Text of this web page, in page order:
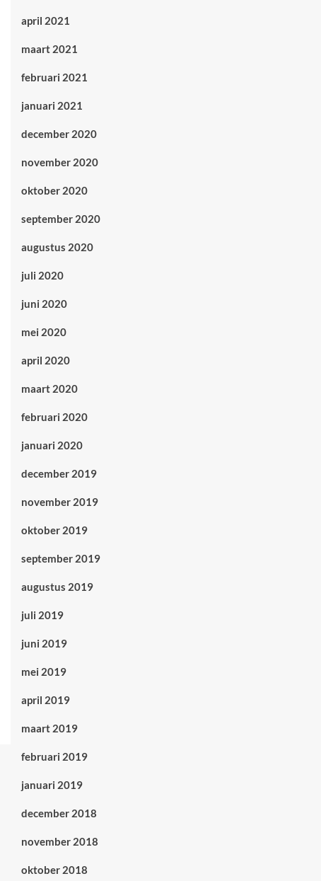
april 2021
maart 2021
februari 2021
januari 2021
december 2020
november 2020
oktober 2020
september 2020
augustus 2020
juli 2020
juni 2020
mei 2020
april 2020
maart 2020
februari 2020
januari 2020
december 2019
november 2019
oktober 2019
september 2019
augustus 2019
juli 2019
juni 2019
mei 2019
april 2019
maart 2019
februari 2019
januari 2019
december 2018
november 2018
oktober 2018